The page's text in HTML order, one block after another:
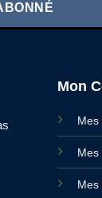
Mon
Mes
Mes
Mes